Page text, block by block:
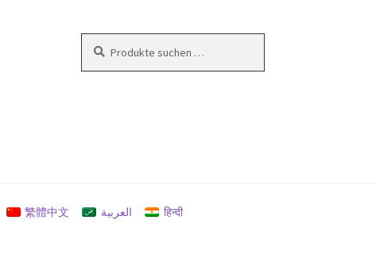
nach:
繁體中文 العربية
हिन्दी